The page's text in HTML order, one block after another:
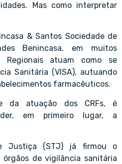
Mas como interpretar
& Santos Sociedade de
Benincasa, em muitos
Regionais atuam como se
Sanitária (VISA), autuando
farmacêuticos.
da atuação dos CRFs, é
em primeiro lugar, a
Justiça (STJ) já firmou o
de vigilância sanitária